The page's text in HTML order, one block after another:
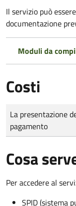
Il servizio può
documentazione
Moduli da
Costi
Tipo di pagamento
Importo
La presentazione
pagamento
Cosa
Per accedere al
SPID (sistema